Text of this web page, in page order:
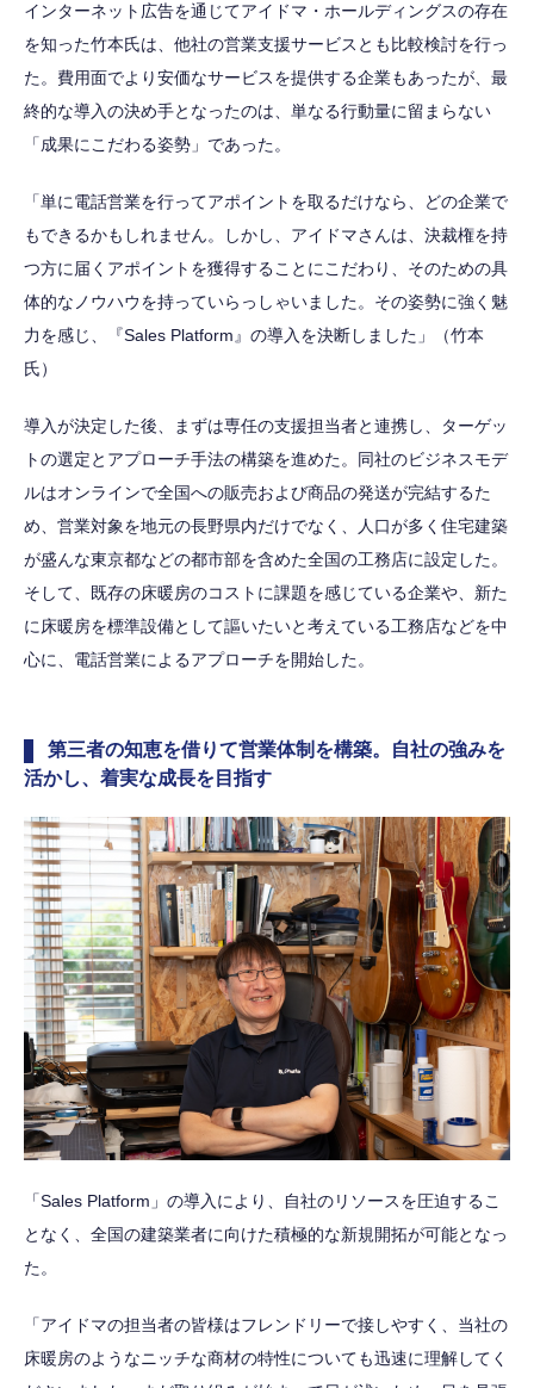
インターネット広告を通じてアイドマ・ホールディングスの存在
を知った竹本氏は、他社の営業支援サービスとも比較検討を行っ
た。費用面でより安価なサービスを提供する企業もあったが、最
終的な導入の決め手となったのは、単なる行動量に留まらない
「成果にこだわる姿勢」であった。
「単に電話営業を行ってアポイントを取るだけなら、どの企業で
もできるかもしれません。しかし、アイドマさんは、決裁権を持
つ方に届くアポイントを獲得することにこだわり、そのための具
体的なノウハウを持っていらっしゃいました。その姿勢に強く魅
力を感じ、『Sales Platform』の導入を決断しました」（竹本
氏）
導入が決定した後、まずは専任の支援担当者と連携し、ターゲッ
トの選定とアプローチ手法の構築を進めた。同社のビジネスモデ
ルはオンラインで全国への販売および商品の発送が完結するた
め、営業対象を地元の長野県内だけでなく、人口が多く住宅建築
が盛んな東京都などの都市部を含めた全国の工務店に設定した。
そして、既存の床暖房のコストに課題を感じている企業や、新た
に床暖房を標準設備として謳いたいと考えている工務店などを中
心に、電話営業によるアプローチを開始した。
第三者の知恵を借りて営業体制を構築。自社の強みを
活かし、着実な成長を目指す
「Sales Platform」の導入により、自社のリソースを圧迫するこ
となく、全国の建築業者に向けた積極的な新規開拓が可能となっ
た。
「アイドマの担当者の皆様はフレンドリーで接しやすく、当社の
床暖房のようなニッチな商材の特性についても迅速に理解してく